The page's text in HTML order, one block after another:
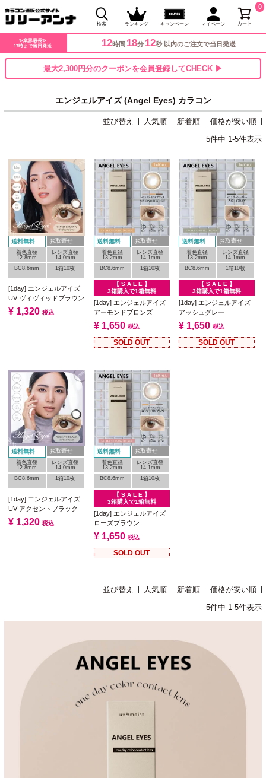
検索 ランキング キャンペーン マイページ カート
0
✨業界最長✨
17時まで当日発送
12時間 18分 11秒 以内のご注文で当日発送
最大2,300円分のクーポンを会員登録してCHECK ▶
エンジェルアイズ (Angel Eyes) カラコン
並び替え 人気順 新着順
価格が安い順
5件中 1-5件表示
送料無料 お取寄せ
着色直径
12.8mm
レンズ直径
14.0mm
BC8.6mm
1箱10枚
[1day] エンジェルアイズ
UV ヴィヴィッドブラウン
¥ 1,320 税込
送料無料 お取寄せ
着色直径
13.2mm
レンズ直径
14.1mm
BC8.6mm
1箱10枚
【 S A L E 】
3箱購入で1箱無料
[1day] エンジェルアイズ
アーモンドブロンズ
¥ 1,650 税込
SOLD OUT
送料無料 お取寄せ
着色直径
13.2mm
レンズ直径
14.1mm
BC8.6mm
1箱10枚
【 S A L E 】
3箱購入で1箱無料
[1day] エンジェルアイズ
アッシュグレー
¥ 1,650 税込
SOLD OUT
送料無料 お取寄せ
着色直径
12.8mm
レンズ直径
14.0mm
BC8.6mm
1箱10枚
[1day] エンジェルアイズ
UV アクセントブラック
¥ 1,320 税込
送料無料 お取寄せ
着色直径
13.2mm
レンズ直径
14.1mm
BC8.6mm
1箱10枚
【 S A L E 】
3箱購入で1箱無料
[1day] エンジェルアイズ
ローズブラウン
¥ 1,650 税込
SOLD OUT
並び替え 人気順 新着順
価格が安い順
5件中 1 -5件表示